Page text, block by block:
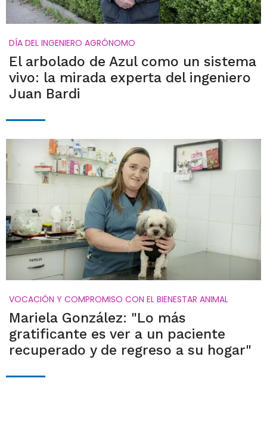
DÍA DEL INGENIERO AGRÓNOMO
El arbolado de Azul como un sistema
vivo: la mirada experta del ingeniero
Juan Bardi
VOCACIÓN Y COMPROMISO CON EL BIENESTAR ANIMAL
Mariela González: "Lo más
gratificante es ver a un paciente
recuperado y de regreso a su hogar"